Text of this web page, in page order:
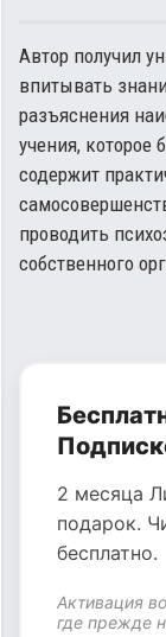
Автор получил
впитывать
разъяснения
учения, которое
содержит
проводить
собственного
2 месяца
подарок.
бесплатно.
Активация
где прежде